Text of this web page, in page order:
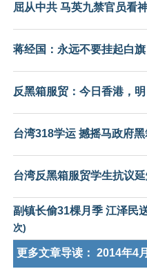
屈从中共 马英九禁官员看
蒋经国：永远不要挂起白旗
反黑箱服贸：今日香港，明
台湾318学运 撼摇马政府
台湾反黑箱服贸学生抗议
副镇长偷31棵月季 江泽民
次)
更多文章导读： 2014年4